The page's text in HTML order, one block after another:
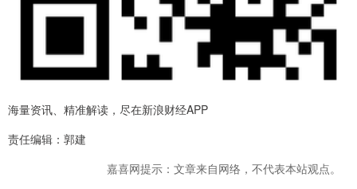
海量资讯、精准解读，尽在新浪财经APP
责任编辑：郭建
嘉喜网提示：文章来自网络，不代表本站观点。